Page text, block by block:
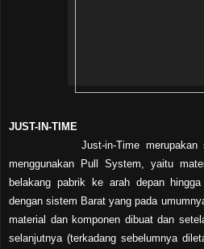
JUST-IN-TIME
Just-in-Time merupakan
menggunakan Pull System, yaitu
belakang pabrik ke arah depan
dengan sistem Barat yang pada
material dan komponen dibuat dan
selanjutnya (terkadang sebelumnya